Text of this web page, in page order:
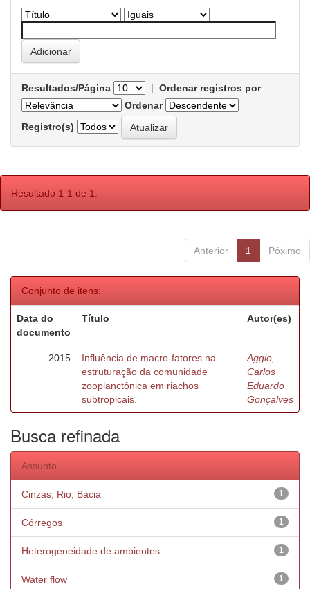
Resultados/Página | Ordenar registros por
Ordenar
Registro(s)
Resultado 1-1 de 1.
Anterior 1 Póximo
Conjunto de itens:
Data do
documento
Título Autor(es)
2015
Influência de macro-fatores na
estruturação da comunidade
zooplanctônica em riachos
subtropicais.
Aggio,
Carlos
Eduardo
Gonçalves
Busca refinada
Assunto
1
Cinzas, Rio, Bacia
1
Córregos
1
Heterogeneidade de ambientes
1
Water flow